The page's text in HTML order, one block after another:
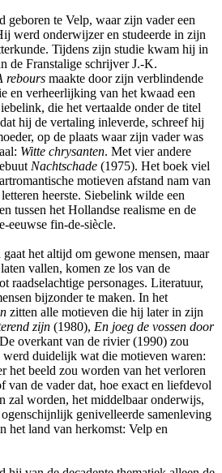
geboren te Velp, waar zijn vader een
werd onderwijzer en studeerde in zijn
Tijdens zijn studie kwam hij in
de Franstalige schrijver J.-K.
rebours maakte door zijn verblindende
en verheerlijking van het kwaad een
die het vertaalde onder de titel
hij de vertaling inleverde, schreef hij
op de plaats waar zijn vader was
Witte chrysanten. Met vier andere
Nachtschade (1975). Het boek viel
motieven afstand nam van
heerste. Siebelink wilde een
tussen het Hollandse realisme en de
eeuwse fin-de-siècle.
het altijd om gewone mensen, maar
vallen, komen ze los van de
raadselachtige personages. Literatuur,
bijzonder te maken. In het
zitten alle motieven die hij later in zijn
zijn (1980), En joeg de vossen door
overkant van de rivier (1990) zou
duidelijk wat die motieven waren:
het beeld zou worden van het verloren
van de vader dat, hoe exact en liefdevol
zal worden, het middelbaar onderwijs,
genivelleerde samenleving
het land van herkomst: Velp en